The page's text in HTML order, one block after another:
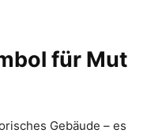
für Mut
Gebäude – es